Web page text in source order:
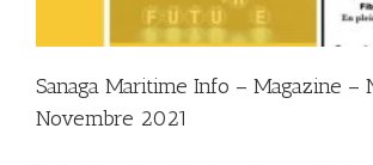
Sanaga Maritime Info – Magazine –
Novembre 2021